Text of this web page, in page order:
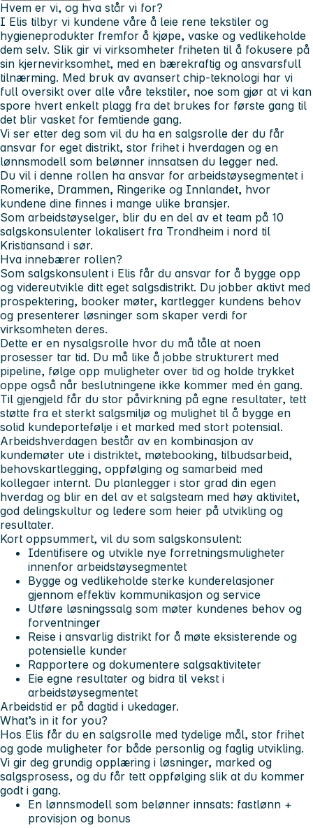
Hvem er vi, og hva står vi for?
I Elis tilbyr vi kundene våre å leie rene tekstiler og
hygieneprodukter fremfor å kjøpe, vaske og vedlikeholde
dem selv. Slik gir vi virksomheter friheten til å fokusere på
sin kjernevirksomhet, med en bærekraftig og ansvarsfull
tilnærming. Med bruk av avansert chip-teknologi har vi
full oversikt over alle våre tekstiler, noe som gjør at vi kan
spore hvert enkelt plagg fra det brukes for første gang til
det blir vasket for femtiende gang.
Vi ser etter deg som vil du ha en salgsrolle der du får
ansvar for eget distrikt, stor frihet i hverdagen og en
lønnsmodell som belønner innsatsen du legger ned.
Du vil i denne rollen ha ansvar for arbeidstøysegmentet i
Romerike, Drammen, Ringerike og Innlandet, hvor
kundene dine finnes i mange ulike bransjer.
Som arbeidstøyselger, blir du en del av et team på 10
salgskonsulenter lokalisert fra Trondheim i nord til
Kristiansand i sør.
Hva innebærer rollen?
Som salgskonsulent i Elis får du ansvar for å bygge opp
og videreutvikle ditt eget salgsdistrikt. Du jobber aktivt med
prospektering, booker møter, kartlegger kundens behov
og presenterer løsninger som skaper verdi for
virksomheten deres.
Dette er en nysalgsrolle hvor du må tåle at noen
prosesser tar tid. Du må like å jobbe strukturert med
pipeline, følge opp muligheter over tid og holde trykket
oppe også når beslutningene ikke kommer med én gang.
Til gjengjeld får du stor påvirkning på egne resultater, tett
støtte fra et sterkt salgsmiljø og mulighet til å bygge en
solid kundeportefølje i et marked med stort potensial.
Arbeidshverdagen består av en kombinasjon av
kundemøter ute i distriktet, møtebooking, tilbudsarbeid,
behovskartlegging, oppfølging og samarbeid med
kollegaer internt. Du planlegger i stor grad din egen
hverdag og blir en del av et salgsteam med høy aktivitet,
god delingskultur og ledere som heier på utvikling og
resultater.
Kort oppsummert, vil du som salgskonsulent:
Identifisere og utvikle nye forretningsmuligheter
innenfor arbeidstøysegmentet
Bygge og vedlikeholde sterke kunderelasjoner
gjennom effektiv kommunikasjon og service
Utføre løsningssalg som møter kundenes behov og
forventninger
Reise i ansvarlig distrikt for å møte eksisterende og
potensielle kunder
Rapportere og dokumentere salgsaktiviteter
Eie egne resultater og bidra til vekst i
arbeidstøysegmentet
Arbeidstid er på dagtid i ukedager.
What’s in it for you?
Hos Elis får du en salgsrolle med tydelige mål, stor frihet
og gode muligheter for både personlig og faglig utvikling.
Vi gir deg grundig opplæring i løsninger, marked og
salgsprosess, og du får tett oppfølging slik at du kommer
godt i gang.
En lønnsmodell som belønner innsats: fastlønn +
provisjon og bonus